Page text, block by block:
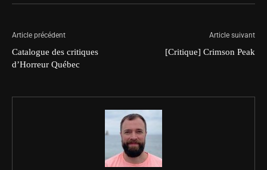
Article précédent
Catalogue des critiques
d’Horreur Québec
Article suivant
[Critique] Crimson Peak